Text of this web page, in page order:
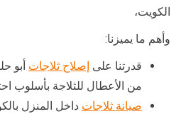
الكويت،
وأهم ما يميزنا:
قدرتنا على إصلاح ثلاجات أبو
من الأعطال للثلاجة بأسلوب
صيانة ثلاجات داخل المنزل